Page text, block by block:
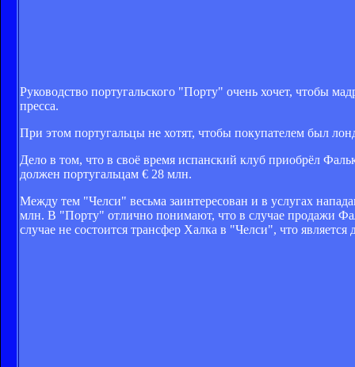
Руководство португальского "Порту" очень хочет, чтобы
пресса.
При этом португальцы не хотят, чтобы покупателем был
Дело в том, что в своё время испанский клуб приобрёл
должен португальцам € 28 млн.
Между тем "Челси" весьма заинтересован и в услугах
млн. В "Порту" отлично понимают, что в случае продажи
случае не состоится трансфер Халка в "Челси", что